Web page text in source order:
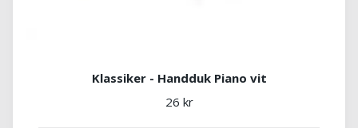
Klassiker - Handduk Piano vit
26 kr